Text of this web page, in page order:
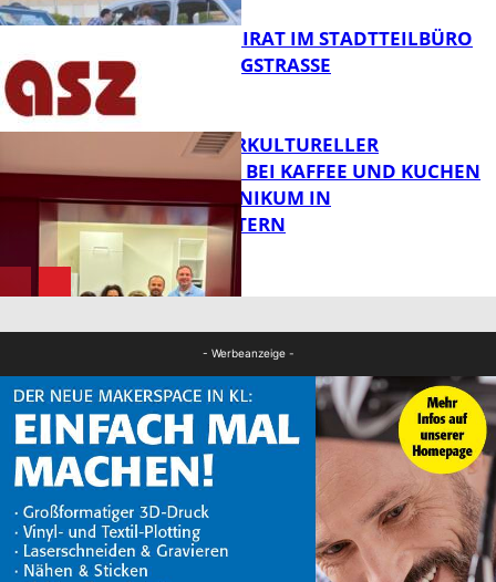
FB News
FB News
SENIORENBEIRAT IM STADTTEILBÜRO
IN DER KÖNIGSTRASSE
NEUER INTERKULTURELLER
TREFFPUNKT BEI KAFFEE UND KUCHEN
IM PFALZKLINIKUM IN
KAISERSLAUTERN
- Werbeanzeige -